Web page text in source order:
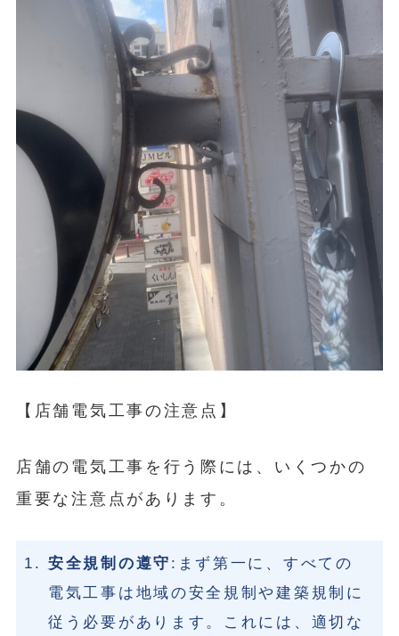
【店舗電気工事の注意点】
店舗の電気工事を行う際には、いくつかの
重要な注意点があります。
安全規制の遵守 :まず第一に、すべての
電気工事は地域の安全規制や建築規制に
従う必要があります。これには、適切な